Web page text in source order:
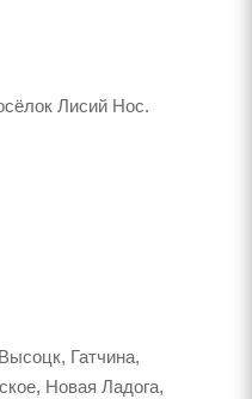
Лисий Нос.
Гатчина,
Новая Ладога,